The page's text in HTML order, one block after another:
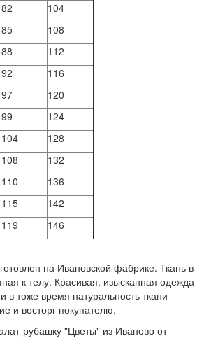
82
104
85
108
88
112
92
116
97
120
99
124
104
128
108
132
110
136
115
142
119 146
на Ивановской фабрике. Ткань в
к телу. Красивая, изысканная одежда
в тоже время натуральность ткани
и восторг покупателю.
рубашку "Цветы" из Иваново от